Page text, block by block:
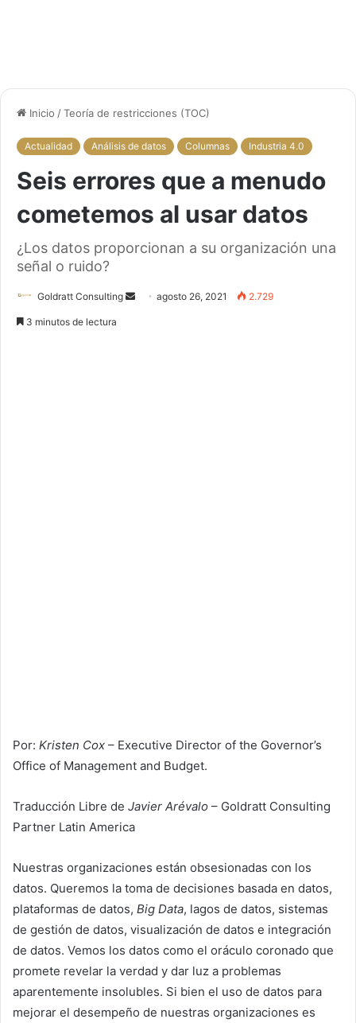
Inicio /Teoría de restricciones (TOC)
Actualidad Análisis de datos Columnas Industria 4.0
Seis errores que a menudo
cometemos al usar datos
¿Los datos proporcionan a su organización una
señal o ruido?
Goldratt Consulting agosto 26, 2021 2.729
3 minutos de lectura
Por: Kristen Cox – Executive Director of the Governor’s
Office of Management and Budget.
Traducción Libre de Javier Arévalo – Goldratt Consulting
Partner Latin America
Nuestras organizaciones están obsesionadas con los
datos. Queremos la toma de decisiones basada en datos,
plataformas de datos, Big Data, lagos de datos, sistemas
de gestión de datos, visualización de datos e integración
de datos. Vemos los datos como el oráculo coronado que
promete revelar la verdad y dar luz a problemas
aparentemente insolubles. Si bien el uso de datos para
mejorar el desempeño de nuestras organizaciones es